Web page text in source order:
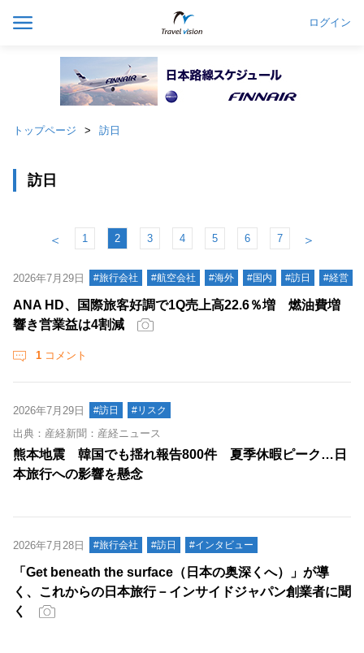
ログイン
トップページ 訪日
訪日
＜ 1 2 3 4 5 6 7 ＞
2026年7月29日 #旅行会社 #航空会社 #海外 #国内 #訪日 #経営
ANA HD、国際旅客好調で1Q売上高22.6％増 燃油費増
響き営業益は4割減
1 コメント
2026年7月29日 #訪日 #リスク
出典：産経新聞：産経ニュース
熊本地震 韓国でも揺れ報告800件 夏季休暇ピーク…日
本旅行への影響を懸念
2026年7月28日 #旅行会社 #訪日 #インタビュー
「Get beneath the surface（日本の奥深くへ）」が導
く、これからの日本旅行－インサイドジャパン創業者に聞
く